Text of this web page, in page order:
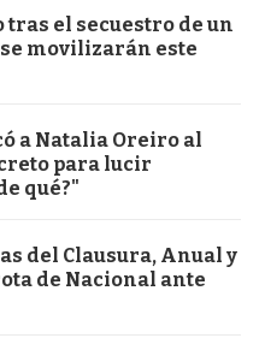
tras el secuestro de un
movilizarán este
a Natalia Oreiro al
para lucir
qué?"
del Clausura, Anual y
de Nacional ante